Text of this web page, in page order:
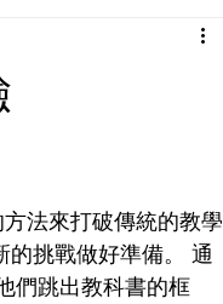
法來打破傳統的教學
挑戰做好準備。 通
們跳出教科書的框